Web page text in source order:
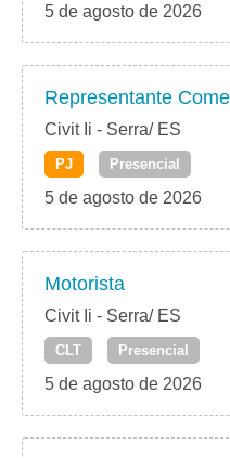
5 de agosto de 2026
Representante
Civit Ii - Serra/ ES
PJ Presencial
5 de agosto de 2026
Motorista
Civit Ii - Serra/ ES
CLT Presencial
5 de agosto de 2026